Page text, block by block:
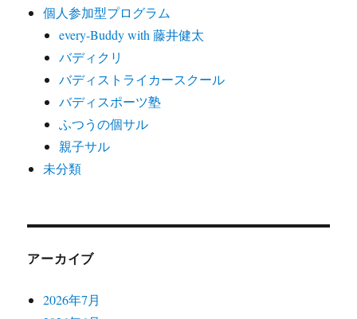
個人参加型プログラム
every-Buddy with 藤井健太
バディクリ
バディストライカースクール
バディスポーツ塾
ふつうの個サル
親子サル
未分類
アーカイブ
2026年7月